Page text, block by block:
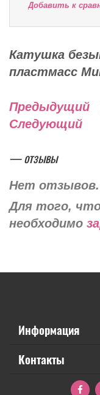
Добавить к
Катушка
пластмасс
Предыдущий
Следующий
— отзывы
Нет отзывов.
Для того,
необходимо
Информация
Контакты